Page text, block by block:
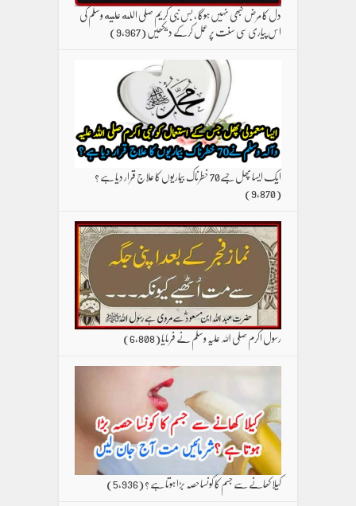
دل کا مرض کبھی نہیں ہوگا ، بس نبی کریم صلی الله علیه وسلم کی
اس پیاری سی سنت پر عمل کرکے دیکھیں(9,967)
ایک ایسا پھل جسے70 خطرناک بیماریوں کا علاج قرار دیا ہے ؟
(9,870)
رسول اکرم صلی اللہ علیہ وسلم نے فرمایا(6,808)
کیلا کھانے سے جسم کا کونسا حصہ بڑا ہوتا ہے ؟(5,936)